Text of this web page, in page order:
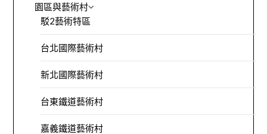
園區與藝術村
駁2藝術特區
台北國際藝術村
新北國際藝術村
台東鐵道藝術村
嘉義鐵道藝術村